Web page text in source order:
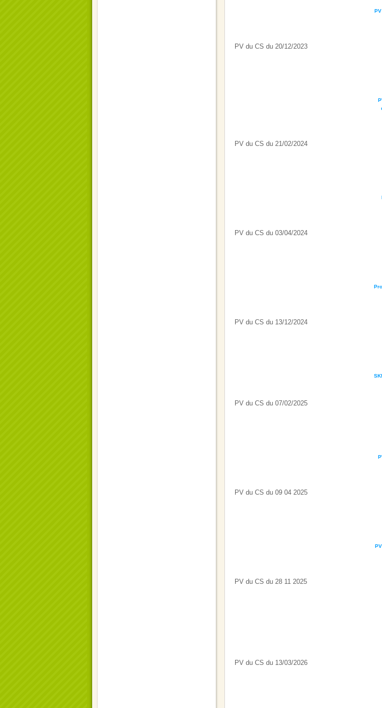
PV du CS du 20/12/2023
PV du CS du 21/02/2024
PV du CS du 03/04/2024
PV du CS du 13/12/2024
PV du CS du 07/02/2025
PV du CS du 09 04 2025
PV du CS du 28 11 2025
PV du CS du 13/03/2026